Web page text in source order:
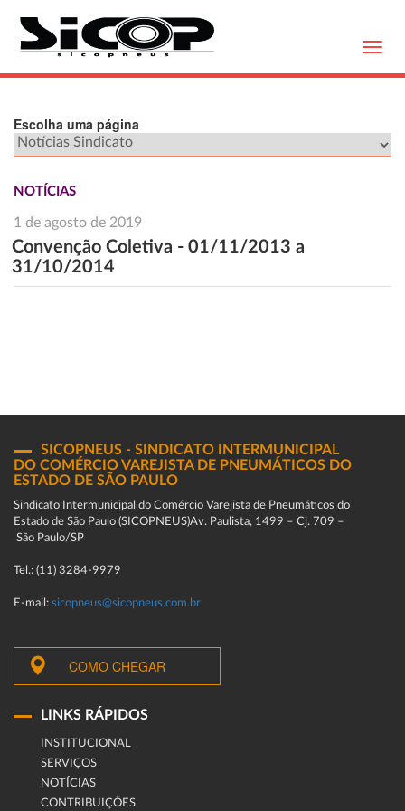
Escolha uma página
NOTÍCIAS
1 de agosto de 2019
Convenção Coletiva - 01/11/2013 a
31/10/2014
SICOPNEUS - SINDICATO INTERMUNICIPAL
DO COMÉRCIO VAREJISTA DE PNEUMÁTICOS DO
ESTADO DE SÃO PAULO
Sindicato Intermunicipal do Comércio Varejista de Pneumáticos do
Estado de São Paulo (SICOPNEUS)Av. Paulista, 1499 – Cj. 709 –
São Paulo/SP
Tel.: (11) 3284-9979
E-mail: sicopneus@sicopneus.com.br
COMO CHEGAR
LINKS RÁPIDOS
INSTITUCIONAL
SERVIÇOS
NOTÍCIAS
CONTRIBUIÇÕES